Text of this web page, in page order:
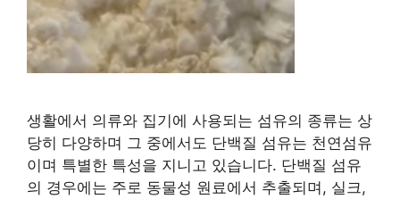
생활에서 의류와 집기에 사용되는 섬유의 종류는 상
당히 다양하며 그 중에서도 단백질 섬유는 천연섬유
이며 특별한 특성을 지니고 있습니다. 단백질 섬유
의 경우에는 주로 동물성 원료에서 추출되며, 실크,